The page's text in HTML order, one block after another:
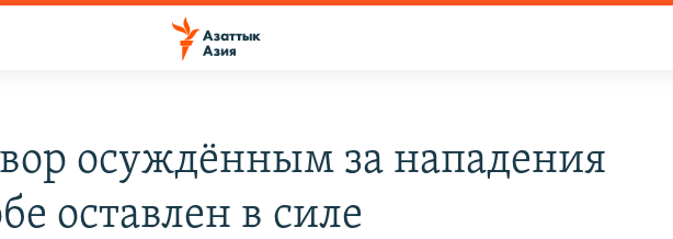
осуждённым за нападения
оставлен в силе